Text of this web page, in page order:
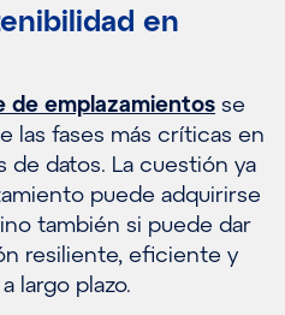
en
de emplazamientos se
las fases más críticas en
datos. La cuestión ya
puede adquirirse
también si puede dar
resiliente, eficiente y
largo plazo.